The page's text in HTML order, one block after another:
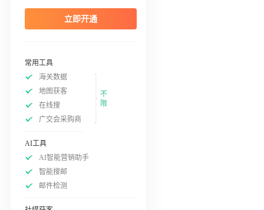
立即开通
常用工具
海关数据
地图获客
在线搜
广交会采购商
不
限
AI工具
AI智能营销助手
智能搜邮
邮件检测